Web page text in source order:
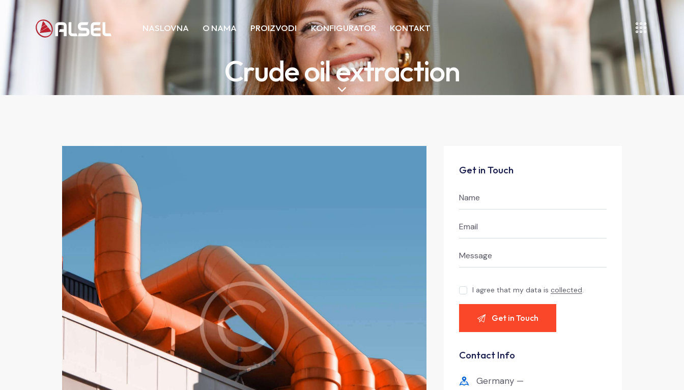
NASLOVNA O NAMA PROIZVODI KONFIGURATOR KONTAKT
Crude oil extraction
Get in Touch
I agree that my data is collected.
Contact Info
Germany —